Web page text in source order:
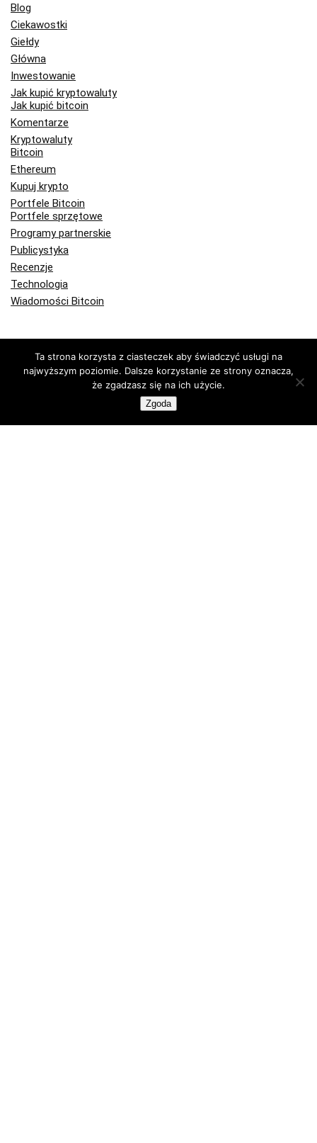
Blog
Ciekawostki
Giełdy
Główna
Inwestowanie
Jak kupić kryptowaluty
Jak kupić bitcoin
Komentarze
Kryptowaluty
Bitcoin
Ethereum
Kupuj krypto
Portfele Bitcoin
Portfele sprzętowe
Programy partnerskie
Publicystyka
Recenzje
Technologia
Wiadomości Bitcoin
Ta strona korzysta z ciasteczek aby świadczyć usługi na
najwyższym poziomie. Dalsze korzystanie ze strony oznacza,
że zgadzasz się na ich użycie.
Zgoda